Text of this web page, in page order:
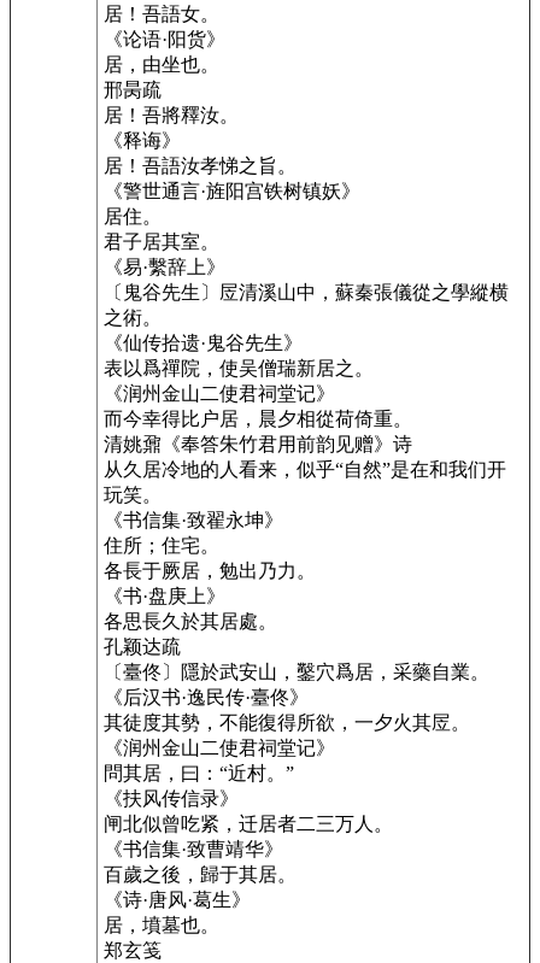
居！吾語女。
《论语·阳货》
居，由坐也。
邢昺疏
居！吾將釋汝。
《释诲》
居！吾語汝孝悌之旨。
《警世通言·旌阳宫铁树镇妖》
居住。
君子居其室。
《易·繫辞上》
〔鬼谷先生〕㞐清溪山中，蘇秦張儀從之學縱横
之術。
《仙传拾遗·鬼谷先生》
表以爲禪院，使吴僧瑞新居之。
《润州金山二使君祠堂记》
而今幸得比户居，晨夕相從荷倚重。
清姚鼐《奉答朱竹君用前韵见赠》诗
从久居冷地的人看来，似乎“自然”是在和我们开
玩笑。
《书信集·致翟永坤》
住所；住宅。
各長于厥居，勉出乃力。
《书·盘庚上》
各思長久於其居處。
孔颖达疏
〔臺佟〕隱於武安山，鑿穴爲居，采藥自業。
《后汉书·逸民传·臺佟》
其徒度其勢，不能復得所欲，一夕火其㞐。
《润州金山二使君祠堂记》
問其居，曰：“近村。”
《扶风传信录》
闸北似曾吃紧，迁居者二三万人。
《书信集·致曹靖华》
百歲之後，歸于其居。
《诗·唐风·葛生》
居，墳墓也。
郑玄笺